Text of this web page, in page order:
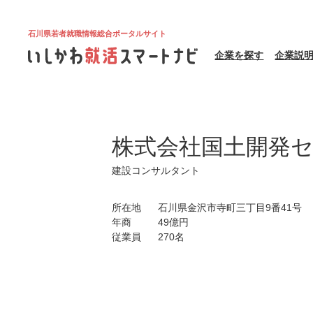
石川県若者就職情報総合ポータルサイト
企業を探す 企業説
株式会社国土開発
建設コンサルタント
所在地
石川県金沢市寺町三丁目9番41号
年商
49億円
従業員
270名